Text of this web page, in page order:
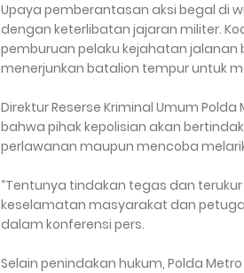
Upaya pemberantasan aksi begal di
dengan keterlibatan jajaran militer.
pemburuan pelaku kejahatan jalanan
menerjunkan batalion tempur untuk
Direktur Reserse Kriminal Umum
bahwa pihak kepolisian akan
perlawanan maupun mencoba
“Tentunya tindakan tegas dan
keselamatan masyarakat dan
dalam konferensi pers.
Selain penindakan hukum, Polda